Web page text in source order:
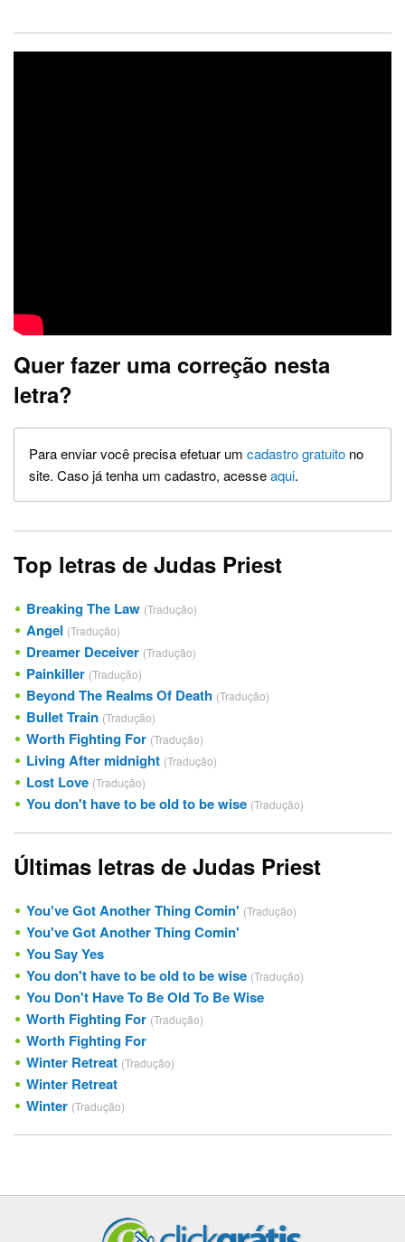
Quer fazer uma correção nesta
letra?
Para enviar você precisa efetuar um cadastro gratuito no
site. Caso já tenha um cadastro, acesseaqui.
Top letras de Judas Priest
Breaking The Law (Tradução)
Angel (Tradução)
Dreamer Deceiver (Tradução)
Painkiller (Tradução)
Beyond The Realms Of Death (Tradução)
Bullet Train (Tradução)
Worth Fighting For (Tradução)
Living After midnight (Tradução)
Lost Love (Tradução)
You don't have to be old to be wise (Tradução)
Últimas letras de Judas Priest
You've Got Another Thing Comin' (Tradução)
You've Got Another Thing Comin'
You Say Yes
You don't have to be old to be wise (Tradução)
You Don't Have To Be Old To Be Wise
Worth Fighting For (Tradução)
Worth Fighting For
Winter Retreat (Tradução)
Winter Retreat
Winter (Tradução)